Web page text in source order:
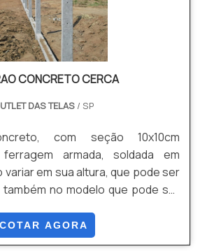
E QUALIDADE COMPROVADA
Telas existe o que há de melhor
Prezando pelo que há de
inovações e variedades em
e portão autoportante. Tem
que preza pela segurança,
realizadas as atividades e
última geração. Todos esses
a uma equipe multidisciplinar de
e profissionais qualificados,
de excelência de ponta a
CONCRETO CERCA
DAS TELAS/ SP
com seção 10x10cm
armada, soldada em
em sua altura, que pode ser
também no modelo que pode ser
COTAR AGORA